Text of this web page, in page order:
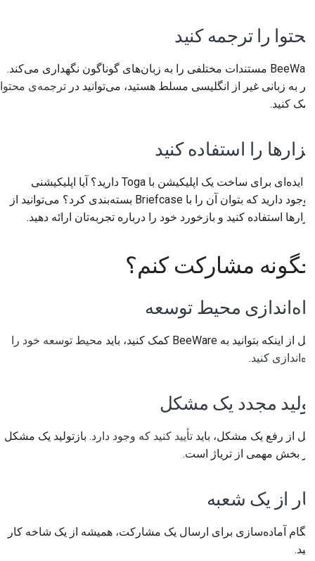
محتوا را ترجمه کنید
BeeWare مستندات مختلفی را به زبان‌های گوناگون نگهداری می‌کند.
اگر به زبانی غیر از انگلیسی مسلط هستید، می‌توانید در ترجمه‌ی محتوا
کمک کنید.
ابزارها را استفاده کنید
آیا ایده‌ای برای ساخت یک اپلیکیشن با Toga دارید؟ آیا اپلیکیشنی
موجود دارید که بتوان آن را با Briefcase بسته‌بندی کرد؟ می‌توانید از
ابزارها استفاده کنید و بازخورد خود را درباره تجربه‌تان ارائه دهید.
چگونه مشارکت کنم؟
راه‌اندازی محیط توسعه
قبل از اینکه بتوانید به BeeWare کمک کنید، باید
محیط توسعه خود را
راه‌اندازی کنید.
تولید مجدد یک مشکل
قبل از رفع یک مشکل، باید تأیید کنید که وجود دارد. بازتولید یک مشکل
نیز بخش مهمی از تریاژ است.
کار از یک شعبه
هنگام آماده‌سازی برای ارسال یک مشارکت، همیشه از یک شاخه کار
کنید.